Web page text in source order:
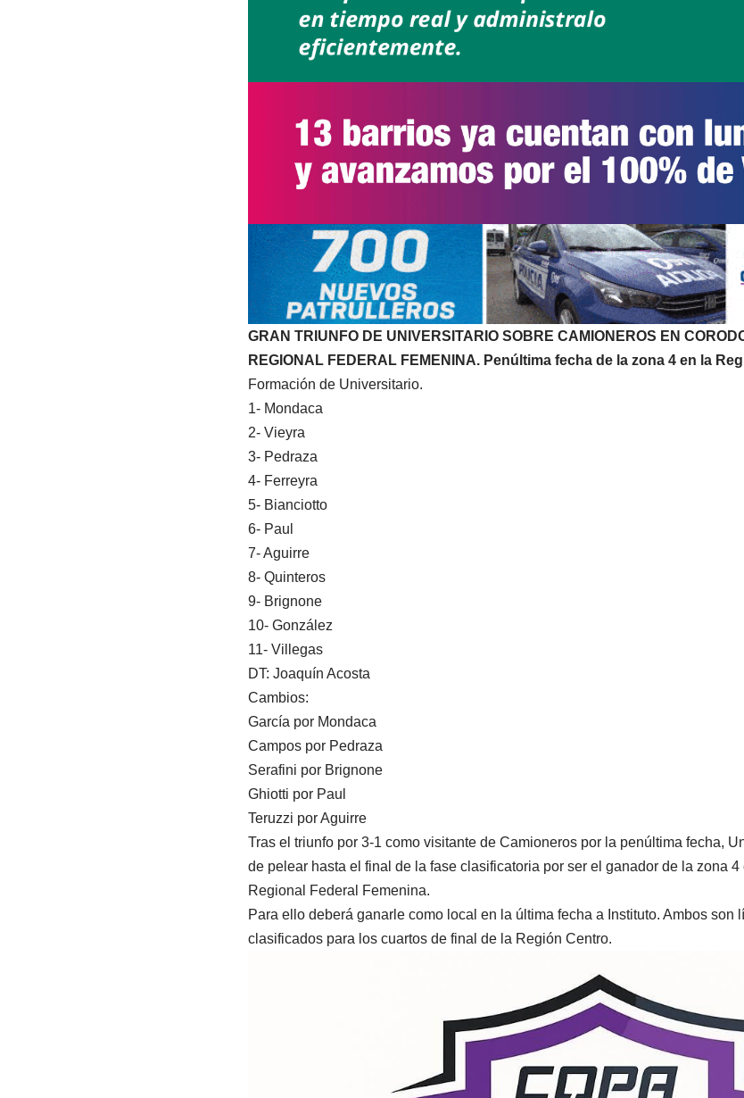
GRAN TRIUNFO DE UNIVERSITARIO SOBRE CAMIONEROS EN
REGIONAL FEDERAL FEMENINA. Penúltima fecha de la zona 4 en la
Formación de Universitario.
1- Mondaca
2- Vieyra
3- Pedraza
4- Ferreyra
5- Bianciotto
6- Paul
7- Aguirre
8- Quinteros
9- Brignone
10- González
11- Villegas
DT: Joaquín Acosta
Cambios:
García por Mondaca
Campos por Pedraza
Serafini por Brignone
Ghiotti por Paul
Teruzzi por Aguirre
Tras el triunfo por 3-1 como visitante de Camioneros por la penúltima fecha,
de pelear hasta el final de la fase clasificatoria por ser el ganador de la zona
Regional Federal Femenina.
Para ello deberá ganarle como local en la última fecha a Instituto. Ambos son
clasificados para los cuartos de final de la Región Centro.